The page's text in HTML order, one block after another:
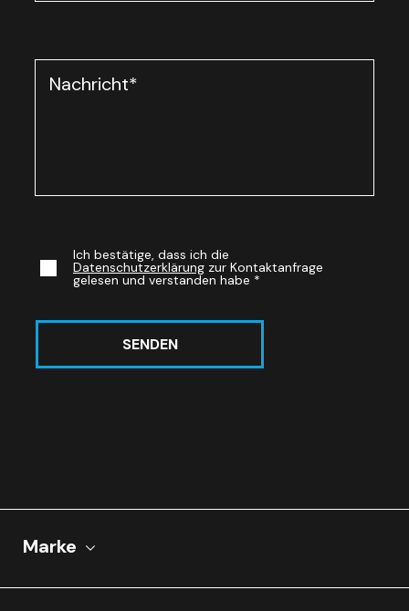
Nachricht*
Ich bestätige, dass ich die
Datenschutzerklärung zur Kontaktanfrage
gelesen und verstanden habe *
SENDEN
Marke